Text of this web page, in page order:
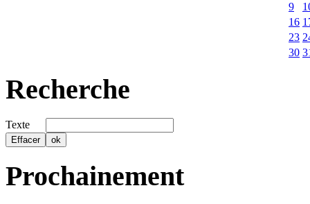
9
16
23
30
Recherche
Texte
Prochainement